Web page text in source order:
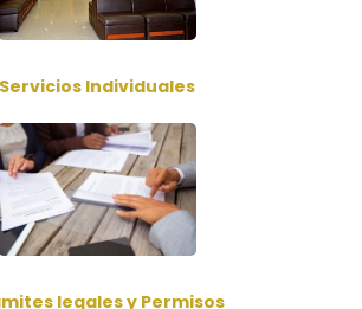
Servicios Individuales
legales y Permisos